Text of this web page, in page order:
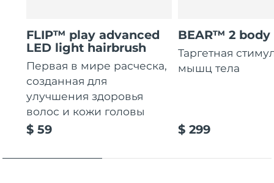
FLIP™ play advanced
LED light hairbrush
Первая в мире расческа,
созданная для
улучшения здоровья
волос и кожи головы
$ 59
BEAR™ 2 body
Таргетная
мышц тела
$ 299